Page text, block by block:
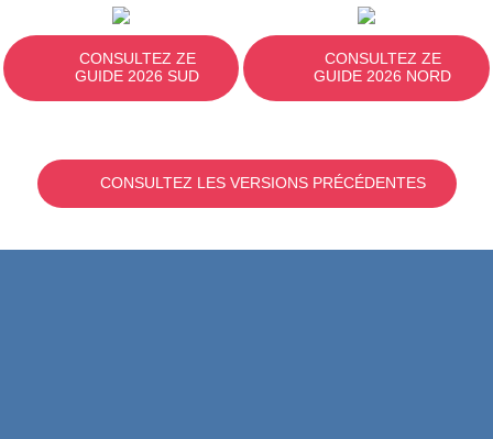
CONSULTEZ ZE
GUIDE 2026 SUD
CONSULTEZ ZE
GUIDE 2026 NORD
CONSULTEZ LES VERSIONS PRÉCÉDENTES